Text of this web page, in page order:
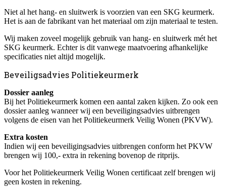
Niet al het hang- en sluitwerk is voorzien van een SKG keurmerk.
Het is aan de fabrikant van het materiaal om zijn materiaal te testen.
Wij maken zoveel mogelijk gebruik van hang- en sluitwerk mét het
SKG keurmerk. Echter is dit vanwege maatvoering afhankelijke
specificaties niet altijd mogelijk.
Beveiligsadvies Politiekeurmerk
Dossier aanleg
Bij het Politiekeurmerk komen een aantal zaken kijken. Zo ook een
dossier aanleg wanneer wij een beveiligingsadvies uitbrengen
volgens de eisen van het Politiekeurmerk Veilig Wonen (PKVW).
Extra kosten
Indien wij een beveiligingsadvies uitbrengen conform het PKVW
brengen wij 100,- extra in rekening bovenop de ritprijs.
Voor het Politiekeurmerk Veilig Wonen certificaat zelf brengen wij
geen kosten in rekening.